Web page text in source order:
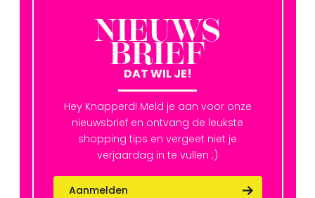
NIEUWS
BRIEF
DAT WIL JE!
Hey Knapperd! Meld je aan voor onze
nieuwsbrief en ontvang de leukste
shopping tips en vergeet niet je
verjaardag in te vullen ;)
Aanmelden